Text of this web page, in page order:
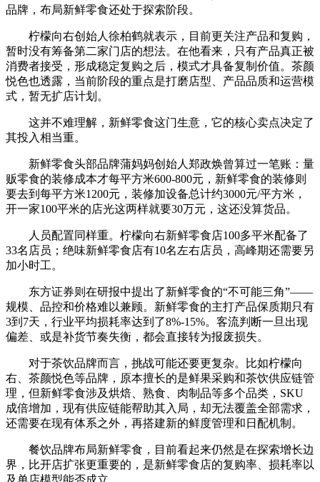
品牌，布局新鲜零食还处于探索阶段。
柠檬向右创始人徐柏鹤就表示，目前更关注产品和复购，
暂时没有筹备第二家门店的想法。在他看来，只有产品真正被
消费者接受，形成稳定复购之后，模式才具备复制价值。茶颜
悦色也透露，当前阶段的重点是打磨店型、产品品质和运营模
式，暂无扩店计划。
这并不难理解，新鲜零食这门生意，它的核心卖点决定了
其投入相当重。
新鲜零食头部品牌蒲妈妈创始人郑政焕曾算过一笔账：量
贩零食的装修成本才每平方米600-800元，新鲜零食的装修则
要去到每平方米1200元，装修加设备总计约3000元/平方米，
开一家100平米的店光这两样就要30万元，这还没算货品。
人员配置同样重。柠檬向右新鲜零食店100多平米配备了
33名店员；绝味新鲜零食店有10名左右店员，高峰期还需要另
加小时工。
东方证券则在研报中提出了新鲜零食的“不可能三角”——
规模、品控和价格难以兼顾。新鲜零食的主打产品保质期只有
3到7天，行业平均损耗率达到了8%-15%。客流判断一旦出现
偏差、或是补货节奏失衡，都会直接转为报废损失。
对于茶饮品牌而言，挑战可能还要更复杂。比如柠檬向
右、茶颜悦色等品牌，原本擅长的是鲜果采购和茶饮供应链管
理，但新鲜零食涉及烘焙、熟食、肉制品等多个品类，SKU
成倍增加，现有供应链能帮助其入局，却无法覆盖全部需求，
还需要在现有体系之外，再搭建新的鲜度管理和日配机制。
餐饮品牌布局新鲜零食，目前看起来仍然是在探索增长边
界，比开店扩张更重要的，是新鲜零食店的复购率、损耗率以
及单店模型能否成立。